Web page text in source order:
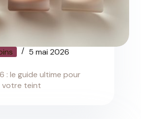
5 mai 2026
: le guide ultime pour
votre teint